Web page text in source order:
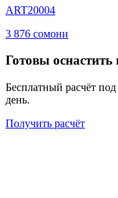
ART20004
3 876 сомони
Готовы
Бесплатный расчёт
день.
Получить расчёт